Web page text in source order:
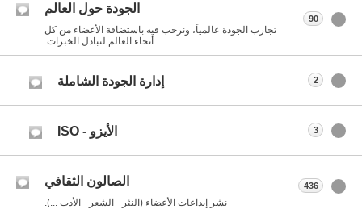
الجودة حول العالم
تجارب الجودة عالمياً، ونرحب فيه باستضافة الأعضاء من كل
أنحاء العالم لتبادل الخبرات.
90
إدارة الجودة الشاملة 2
الأيزو - ISO 3
الصالون الثقافي
نشر إبداعات الأعضاء (النثر - الشعر - الأدب ...).
436